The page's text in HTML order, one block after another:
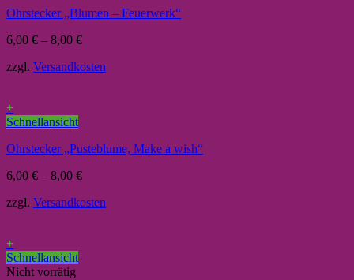
Ohrstecker „Blumen – Feuerwerk“
6,00 € – 8,00 €
zzgl. Versandkosten
+
Schnellansicht
Ohrstecker „Pusteblume, Make a wish“
6,00 € – 8,00 €
zzgl. Versandkosten
+
Schnellansicht
Nicht vorrätig